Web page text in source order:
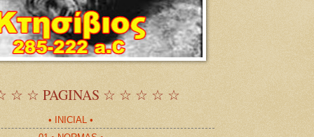
☆ ☆ PAGINAS ☆ ☆ ☆ ☆ ☆
• INICIAL •